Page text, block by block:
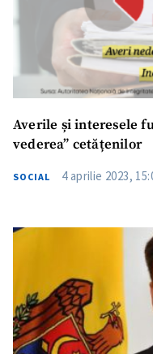
Averile și interesele
vederea” cetățenilor
SOCIAL 4 aprilie 2023,
ȘTIREA MEA